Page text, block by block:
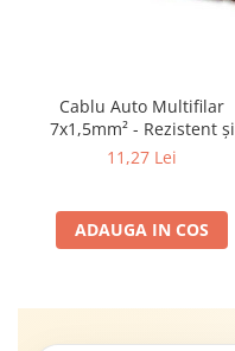
Cablu Auto Multifilar
7x1,5mm² - Rezistent și
Flexibil pentru Remorci 12V-
11,27 Lei
ADAUGA IN COS